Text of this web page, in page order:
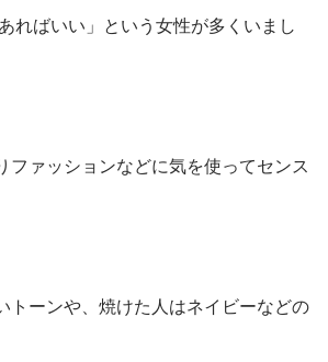
ればいい」という女性が多くいまし
ァッションなどに気を使ってセンス
トーンや、焼けた人はネイビーなどの